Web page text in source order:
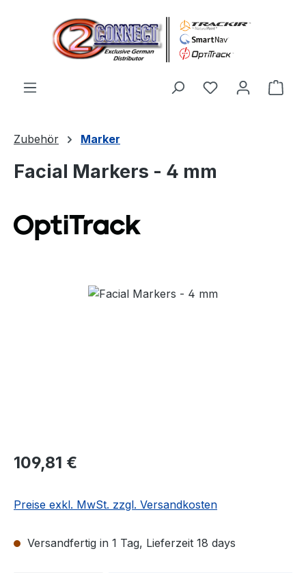
Zum Hauptinhalt springen
Du hast 0
Zubehör Marker
Facial Markers - 4 mm
Bildergalerie überspringen
Regulärer Preis:
109,81 €
Preise exkl. MwSt. zzgl. Versandkosten
Versandfertig in 1 Tag, Lieferzeit 18 days